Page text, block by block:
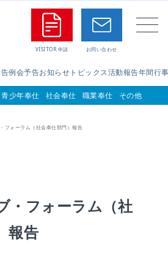
例会予告お知らせ トピックス活動報告年間行
青少年奉仕 社会奉仕 職業奉仕 その他
フォーラム（社会奉仕部門）報告
・フォーラム（社
報告